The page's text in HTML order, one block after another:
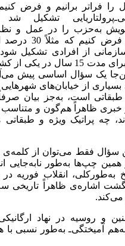
را فراتر برانیم و فرض
تشکیل
خویش به‌حزب را در عمل و
علاوه براین،
از افرادی تشکیل
رفت و آمد به‌ایران برای مدت 15
یک سؤال اساسی پیش
بسیاری از خیابان‌های
طبقاتی است، به‌جز بیان
و خبری ظاهراً هم‌گون و
چه پراتیک ویژه و طبقاتی
سؤال فقط می‌توان از کلمه‌ی
همین چپ‌ها به‌طور نابه‌جایی
به‌طورکلی، انقلاب فوریه
اشاره‌ی ظاهراً تاریخی
و روسیه در نهاد
به‌هم آمیختگی‌ـ به‌طور نسبی